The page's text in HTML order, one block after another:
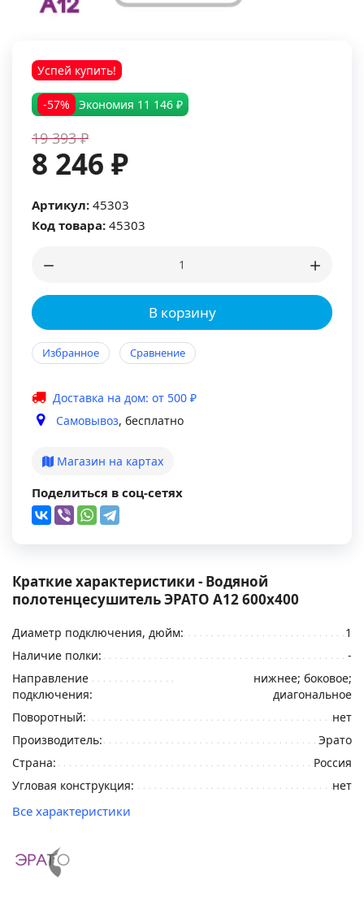
Успей купить!
-57% Экономия 11 146 ₽
19 393 ₽
8 246 ₽
Артикул: 45303
Код товара: 45303
В корзину
Избранное Сравнение
Доставка на дом: от 500 ₽
Самовывоз, бесплатно
Магазин на картах
Поделиться в соц-сетях
Краткие характеристики - Водяной
полотенцесушитель ЭРАТО А12 600x400
Диаметр подключения, дюйм:
1
Наличие полки:
-
Направление
подключения:
нижнее; боковое;
диагональное
Поворотный:
нет
Производитель:
Эрато
Страна:
Россия
Угловая конструкция:
нет
Все характеристики